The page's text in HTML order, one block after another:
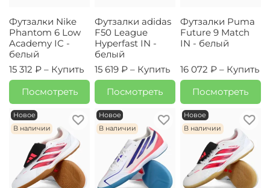
Футзалки Nike
Phantom 6 Low
Academy IC -
белый
15 312 ₽ – Купить
Посмотреть
Футзалки adidas
F50 League
Hyperfast IN -
белый
15 619 ₽ – Купить
Посмотреть
Футзалки Puma
Future 9 Match
IN - белый
16 072 ₽ – Купить
Посмотреть
Новое
В наличии
Новое
В наличии
Новое
В наличии